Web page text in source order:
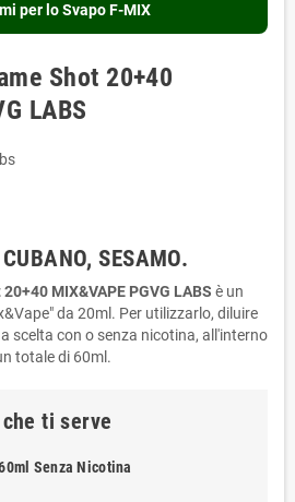
per lo Svapo F-MIX
Shot 20+40
LABS
SESAMO.
MIX&VAPE PGVG LABS è un
da 20ml. Per utilizzarlo, diluire
scelta con o senza nicotina, all'interno
totale di 60ml.
ti serve
Senza Nicotina